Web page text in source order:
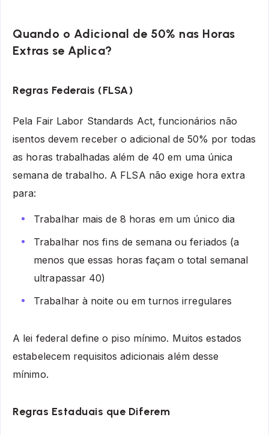
Quando o Adicional de 50% nas Horas
Extras se Aplica?
Regras Federais (FLSA)
Pela Fair Labor Standards Act, funcionários não
isentos devem receber o adicional de 50% por todas
as horas trabalhadas além de 40 em uma única
semana de trabalho. A FLSA não exige hora extra
para:
Trabalhar mais de 8 horas em um único dia
Trabalhar nos fins de semana ou feriados (a
menos que essas horas façam o total semanal
ultrapassar 40)
Trabalhar à noite ou em turnos irregulares
A lei federal define o piso mínimo. Muitos estados
estabelecem requisitos adicionais além desse
mínimo.
Regras Estaduais que Diferem